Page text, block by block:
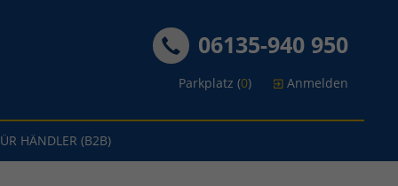
06135-940 950
Parkplatz (0) Anmelden
HÄNDLER (B2B)